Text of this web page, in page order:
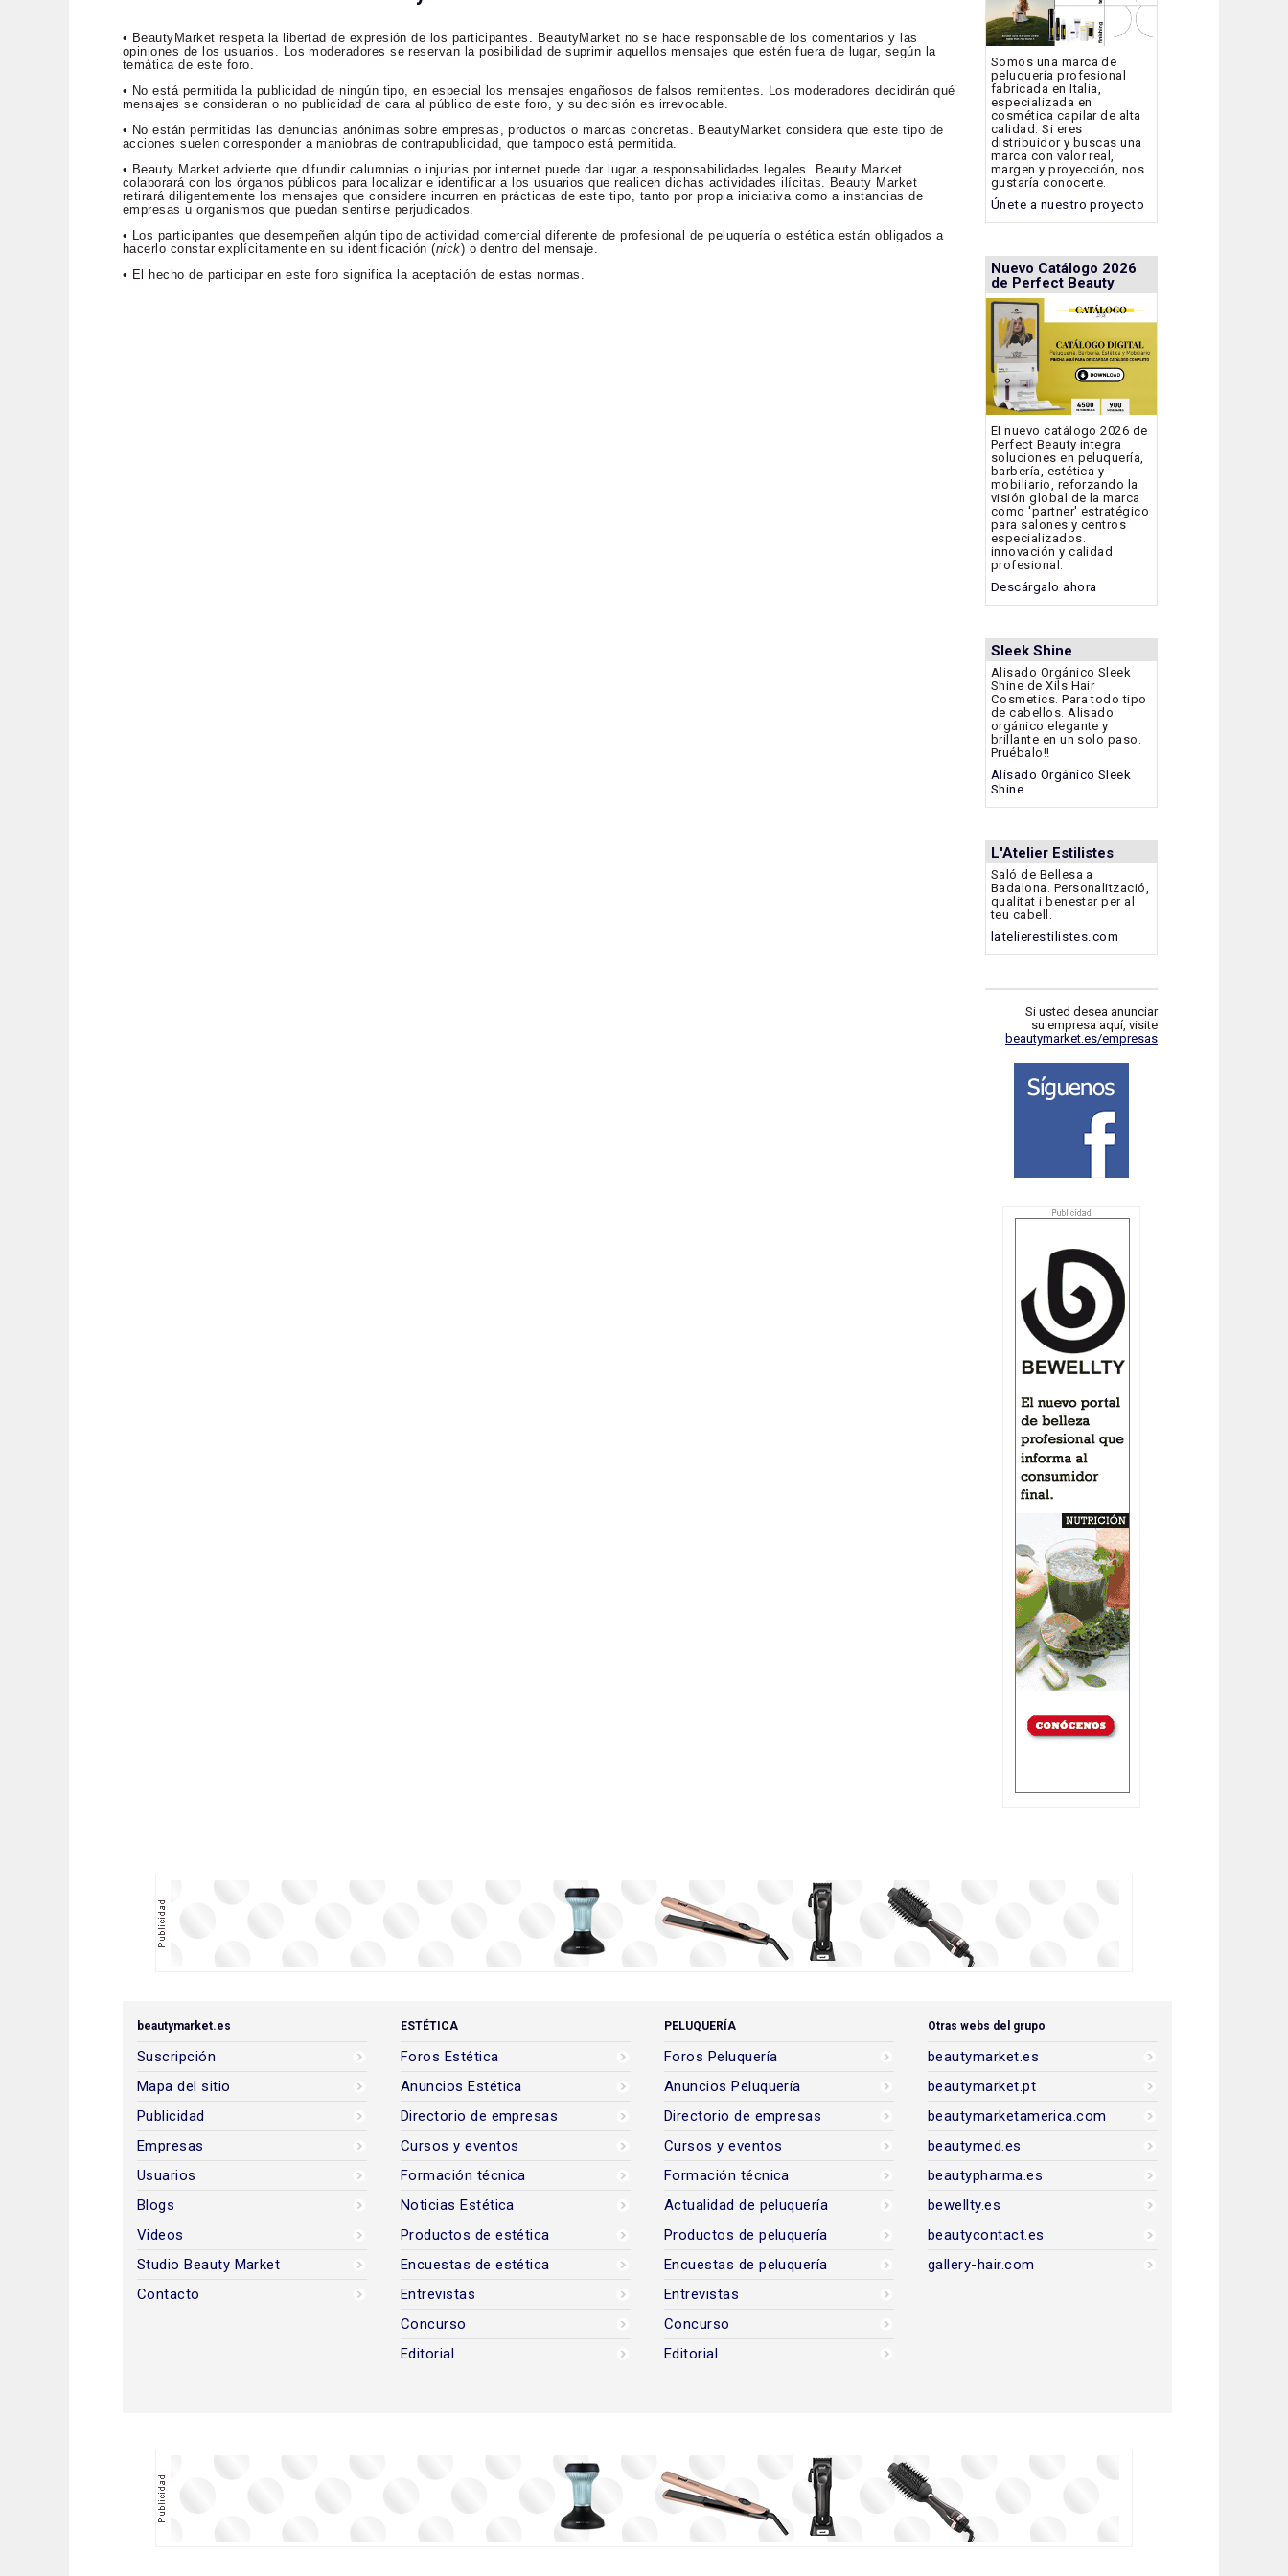
• BeautyMarket respeta la libertad de expresión de los participantes. BeautyMarket no se hace responsable de los comentarios y las
opiniones de los usuarios. Los moderadores se reservan la posibilidad de suprimir aquellos mensajes que estén fuera de lugar, según la
temática de este foro.
• No está permitida la publicidad de ningún tipo, en especial los mensajes engañosos de falsos remitentes. Los moderadores decidirán qué
mensajes se consideran o no publicidad de cara al público de este foro, y su decisión es irrevocable.
• No están permitidas las denuncias anónimas sobre empresas, productos o marcas concretas. BeautyMarket considera que este tipo de
acciones suelen corresponder a maniobras de contrapublicidad, que tampoco está permitida.
• Beauty Market advierte que difundir calumnias o injurias por internet puede dar lugar a responsabilidades legales. Beauty Market
colaborará con los órganos públicos para localizar e identificar a los usuarios que realicen dichas actividades ilícitas. Beauty Market
retirará diligentemente los mensajes que considere incurren en prácticas de este tipo, tanto por propia iniciativa como a instancias de
empresas u organismos que puedan sentirse perjudicados.
• Los participantes que desempeñen algún tipo de actividad comercial diferente de profesional de peluquería o estética están obligados a
hacerlo constar explícitamente en su identificación (nick) o dentro del mensaje.
• El hecho de participar en este foro significa la aceptación de estas normas.
Somos una marca de
peluquería profesional
fabricada en Italia,
especializada en
cosmética capilar de alta
calidad. Si eres
distribuidor y buscas una
marca con valor real,
margen y proyección, nos
gustaría conocerte.
Únete a nuestro proyecto
Nuevo Catálogo 2026
de Perfect Beauty
El nuevo catálogo 2026 de
Perfect Beauty integra
soluciones en peluquería,
barbería, estética y
mobiliario, reforzando la
visión global de la marca
como 'partner' estratégico
para salones y centros
especializados.
innovación y calidad
profesional.
Descárgalo ahora
Sleek Shine
Alisado Orgánico Sleek
Shine de Xils Hair
Cosmetics. Para todo tipo
de cabellos. Alisado
orgánico elegante y
brillante en un solo paso.
Pruébalo!!
Alisado Orgánico Sleek
Shine
L'Atelier Estilistes
Saló de Bellesa a
Badalona. Personalització,
qualitat i benestar per al
teu cabell.
latelierestilistes.com
Si usted desea anunciar
su empresa aquí, visite
beautymarket.es/empresas
beautymarket.es
Suscripción
Mapa del sitio
Publicidad
Empresas
Usuarios
Blogs
Videos
Studio Beauty Market
Contacto
ESTÉTICA
Foros Estética
Anuncios Estética
Directorio de empresas
Cursos y eventos
Formación técnica
Noticias Estética
Productos de estética
Encuestas de estética
Entrevistas
Concurso
Editorial
PELUQUERÍA
Foros Peluquería
Anuncios Peluquería
Directorio de empresas
Cursos y eventos
Formación técnica
Actualidad de peluquería
Productos de peluquería
Encuestas de peluquería
Entrevistas
Concurso
Editorial
Otras webs del grupo
beautymarket.es
beautymarket.pt
beautymarketamerica.com
beautymed.es
beautypharma.es
bewellty.es
beautycontact.es
gallery-hair.com